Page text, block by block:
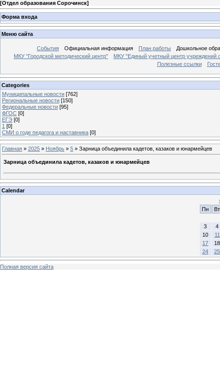
[Отдел образования Сорочинск]
Форма входа
Меню сайта
События Официальная информация План работы
Дошкольное
МКУ "Городской методический центр"
МКУ "Единый учетный центр учреждений
Полезные ссылки
Categories
Муниципальные новости [762]
Региональные новости [150]
Федеральные новости [95]
ФГОС [0]
ЕГЭ [0]
1 [0]
СМИ о годе педагога и наставника [0]
Главная » 2025 » Ноябрь » 5 » Зарница объединила кадетов, казаков и юнармейцев ️
Зарница объединила кадетов, казаков и юнармейцев ️
Calendar
Пн
Вт
3
4
10
11
17
18
24
25
Полная версия сайта